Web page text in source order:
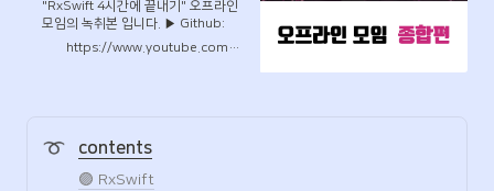
"RxSwift 4시간에 끝내기" 오프라인
모임의 녹취본 입니다. ▶︎ Github:
https://github.com/iamchiwon/RxSwift_In_4_Hours
▶︎ 클로져와 메모리 해제 실험:
https://iamchiwon.github.io/2018/08/13/closure-
https://www.youtube.com/watch?v=w5Qmie-GbiA&t=3s
contents
🟣 RxSwift